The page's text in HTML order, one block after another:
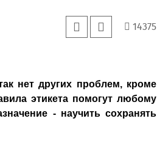
14375
нет других проблем, кроме
этикета помогут любому
- научить сохранять